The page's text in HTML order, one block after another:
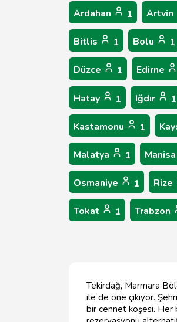
Ardahan 1 Artvin
Bitlis 1 Bolu 1
Düzce 1 Edirne
Hatay 1 Iğdır 1
Kastamonu 1
Malatya 1 Manisa
Osmaniye 1 Rize
Tokat 1 Trabzon
Tekirdağ, Marmara
ile de öne çıkıyor.
bir cennet köşesi. Her